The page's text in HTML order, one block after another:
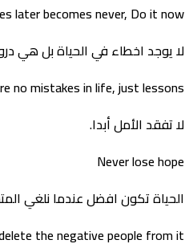
later becomes never, Do it now
لا يوجد اخطاء في الحياة بل هي
no mistakes in life, just lessons
لا تفقد الأمل أبدا.
Never lose hope
الحياة تكون افضل عندما نلغي
the negative people from it